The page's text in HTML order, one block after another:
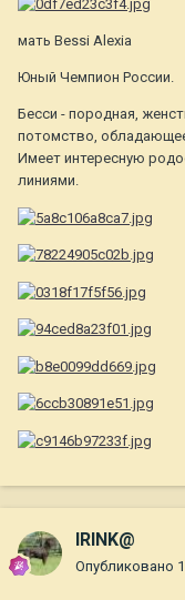
мать Bessi Alexia
Юный Чемпион России.
Бесси - породная,
потомство,
Имеет интересную
линиями.
IRINK@
Опубликовано